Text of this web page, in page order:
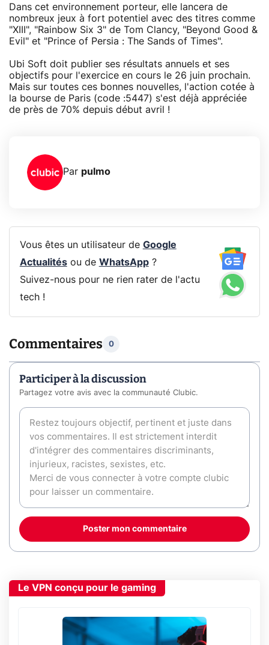
Dans cet environnement porteur, elle lancera de
nombreux jeux à fort potentiel avec des titres comme
"XIII", "Rainbow Six 3" de Tom Clancy, "Beyond Good &
Evil" et "Prince of Persia : The Sands of Times".
Ubi Soft doit publier ses résultats annuels et ses
objectifs pour l'exercice en cours le 26 juin prochain.
Mais sur toutes ces bonnes nouvelles, l'action cotée à
la bourse de Paris (code :5447) s'est déjà appréciée
de près de 70% depuis début avril !
Par pulmo
Vous êtes un utilisateur de Google
Actualitésou de WhatsApp?
Suivez-nous pour ne rien rater de l'actu
tech !
Commentaires 0
Participer à la discussion
Partagez votre avis avec la communauté Clubic.
Poster mon commentaire
Le VPN conçu pour le gaming